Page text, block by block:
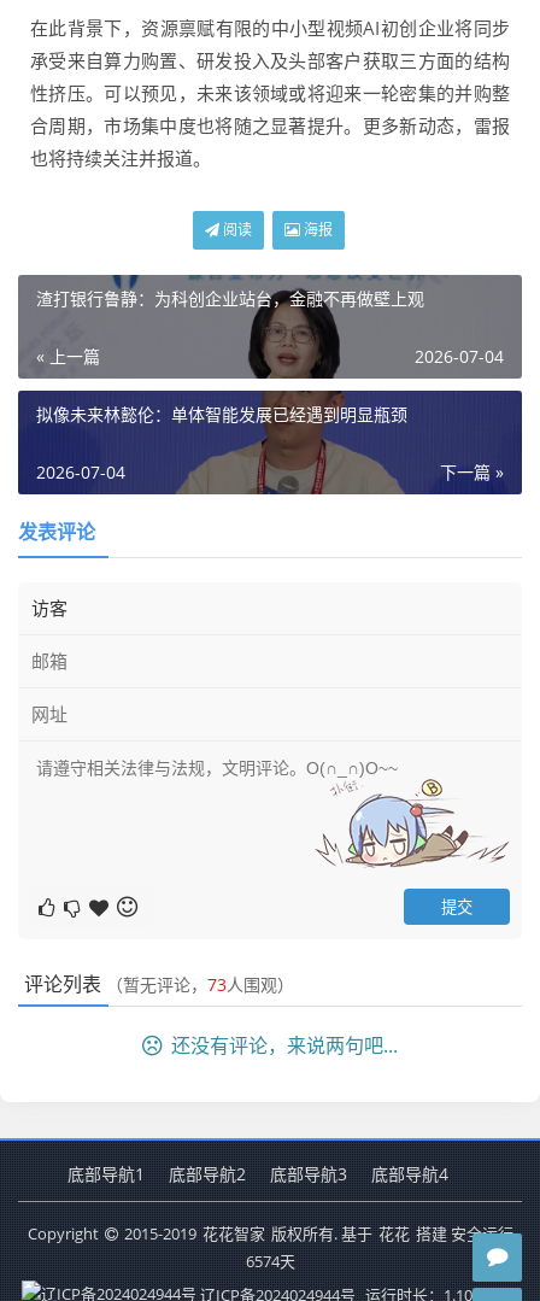
在此背景下，资源禀赋有限的中小型视频AI初创企业将同步
承受来自算力购置、研发投入及头部客户获取三方面的结构
性挤压。可以预见，未来该领域或将迎来一轮密集的并购整
合周期，市场集中度也将随之显著提升。更多新动态，雷报
也将持续关注并报道。
阅读 海报
渣打银行鲁静：为科创企业站台，金融不再做壁上观
« 上一篇 2026-07-04
拟像未来林懿伦：单体智能发展已经遇到明显瓶颈
下一篇 »
2026-07-04
发表评论
评论列表 （暂无评论， 73人围观）
还没有评论，来说两句吧...
底部导航1 底部导航2 底部导航3 底部导航4
Copyright 2015-2019 花花智家 版权所有. 基于 花花 搭建 安全运行
6574天
辽ICP备2024024944号 运行时长：1.105秒 查